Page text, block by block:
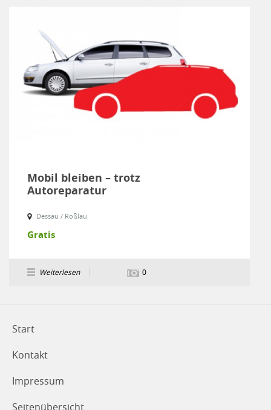
Mobil bleiben – trotz
Autoreparatur
Dessau / Roßlau
Gratis
Weiterlesen 0
Start
Kontakt
Impressum
Seitenübersicht